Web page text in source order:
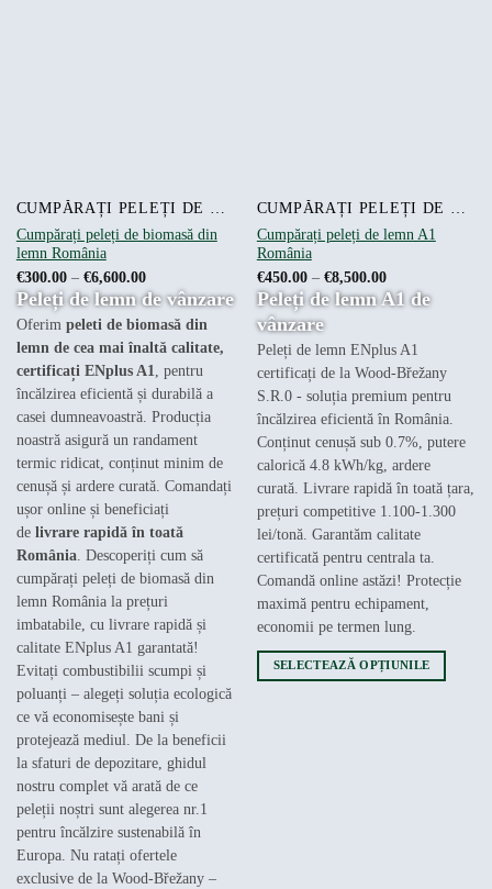
CUMPĂRAȚI PELEȚI DE LEMN ONLINE
Cumpărați peleți de biomasă din
lemn România
€300.00 – €6,600.00Interval
de
prețuri:
€300.00
până
la
€6,600.00
Peleți de lemn de vânzare
Oferim peleti de biomasă din
lemn de cea mai înaltă calitate,
certificați ENplus A1, pentru
încălzirea eficientă și durabilă a
casei dumneavoastră. Producția
noastră asigură un randament
termic ridicat, conținut minim de
cenușă și ardere curată. Comandați
ușor online și beneficiați
de livrare rapidă în toată
România. Descoperiți cum să
cumpărați peleți de biomasă din
lemn România la prețuri
imbatabile, cu livrare rapidă și
calitate ENplus A1 garantată!
Evitați combustibilii scumpi și
poluanți – alegeți soluția ecologică
ce vă economisește bani și
protejează mediul. De la beneficii
la sfaturi de depozitare, ghidul
nostru complet vă arată de ce
peleții noștri sunt alegerea nr.1
pentru încălzire sustenabilă în
Europa. Nu ratați ofertele
exclusive de la Wood-Břežany –
CUMPĂRAȚI PELEȚI DE LEMN ONLINE
Cumpărați peleți de lemn A1
România
€450.00 – €8,500.00Interval
de
prețuri:
la
Peleți de lemn A1 de
vânzare
Peleți de lemn ENplus A1
certificați de la Wood-Břežany
S.R.0 - soluția premium pentru
încălzirea eficientă în România.
Conținut cenușă sub 0.7%, putere
calorică 4.8 kWh/kg, ardere
curată. Livrare rapidă în toată țara,
prețuri competitive 1.100-1.300
lei/tonă. Garantăm calitate
certificată pentru centrala ta.
Comandă online astăzi! Protecție
maximă pentru echipament,
economii pe termen lung.
SELECTEAZĂ OPȚIUNILE